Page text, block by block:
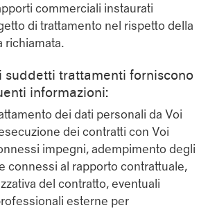
commerciali instaurati
di trattamento nel rispetto della
richiamata.
suddetti trattamenti forniscono
informazioni:
dei dati personali da Voi
dei contratti con Voi
impegni, adempimento degli
connessi al rapporto contrattuale,
del contratto, eventuali
esterne per